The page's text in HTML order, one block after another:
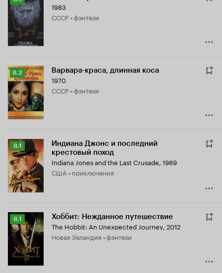
Кинопоиска
8.1
1983
СССР • фэнтези
Рейтинг
Кинопоиска
8.2
8.2 Варвара-краса, длинная коса
1970
СССР • фэнтези
Рейтинг
Кинопоиска
8.1
8.1
Индиана Джонс и последний
крестовый поход
Indiana Jones and the Last Crusade, 1989
США • приключения
Рейтинг
Кинопоиска
8.1
8.1 Хоббит: Нежданное путешествие
The Hobbit: An Unexpected Journey, 2012
Новая Зеландия • фэнтези